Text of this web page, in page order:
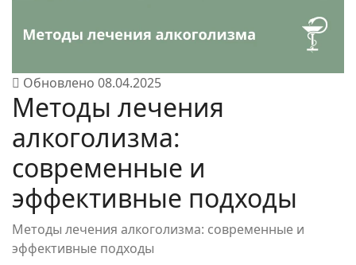
Обновлено 08.04.2025
Методы лечения
алкоголизма:
современные и
эффективные подходы
Методы лечения алкоголизма: современные и
эффективные подходы